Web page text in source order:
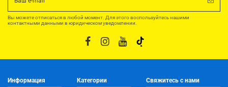
Вы можете отписаться в любой момент. Для этого воспользуйтесь нашими
контактными данными в юридическом уведомлении.
Информация Категории Свяжитесь с нами